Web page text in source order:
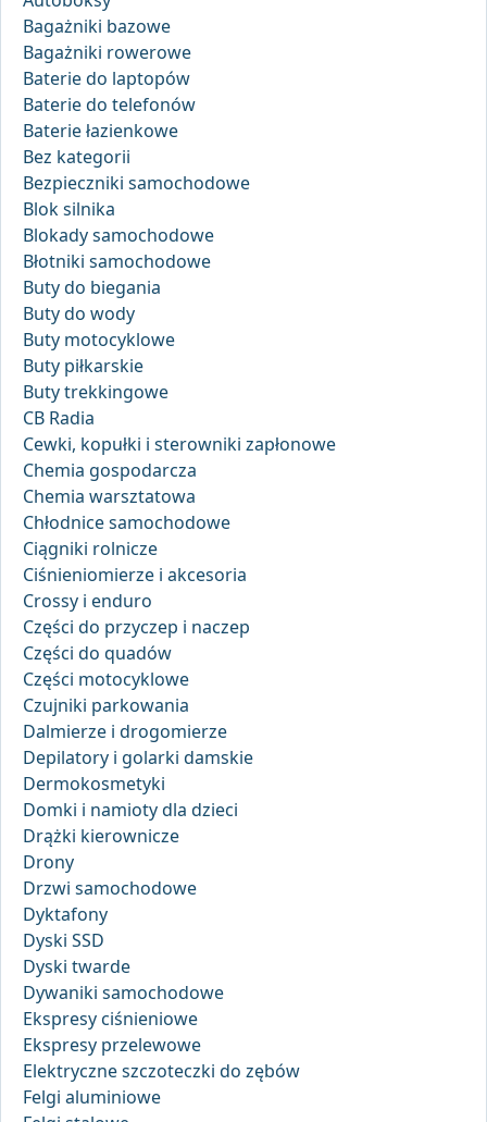
Bagażniki bazowe
Bagażniki rowerowe
Baterie do laptopów
Baterie do telefonów
Baterie łazienkowe
Bez kategorii
Bezpieczniki samochodowe
Blok silnika
Blokady samochodowe
Błotniki samochodowe
Buty do biegania
Buty do wody
Buty motocyklowe
Buty piłkarskie
Buty trekkingowe
CB Radia
Cewki, kopułki i sterowniki zapłonowe
Chemia gospodarcza
Chemia warsztatowa
Chłodnice samochodowe
Ciągniki rolnicze
Ciśnieniomierze i akcesoria
Crossy i enduro
Części do przyczep i naczep
Części do quadów
Części motocyklowe
Czujniki parkowania
Dalmierze i drogomierze
Depilatory i golarki damskie
Dermokosmetyki
Domki i namioty dla dzieci
Drążki kierownicze
Drony
Drzwi samochodowe
Dyktafony
Dyski SSD
Dyski twarde
Dywaniki samochodowe
Ekspresy ciśnieniowe
Ekspresy przelewowe
Elektryczne szczoteczki do zębów
Felgi aluminiowe